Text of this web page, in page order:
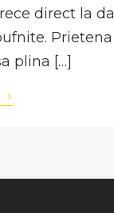
direct la
plina […]
›